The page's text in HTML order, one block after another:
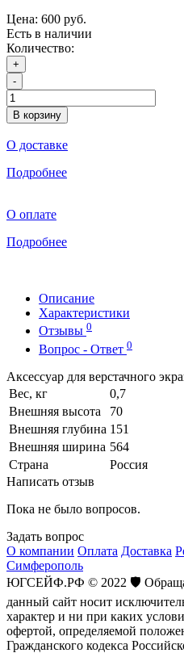
Цена: 600 руб.
Есть в наличии
Количество:
+
-
В корзину
О доставке
Подробнее
О оплате
Подробнее
Описание
Характеристики
Отзывы 0
Вопрос - Ответ 0
Аксессуар для верстачного
Вес, кг
0,7
Внешняя высота
70
Внешняя глубина 151
Внешняя ширина 564
Страна
Россия
Написать отзыв
Пока не было вопросов.
Задать вопрос
О компании Оплата Доставка
Симферополь
ЮГСЕЙФ.РФ © 2022 🛡️
данный сайт носит
характер и ни при каких
офертой, определяемой
Гражданского кодекса